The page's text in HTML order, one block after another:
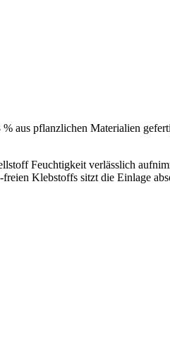
aus pflanzlichen Materialien
Feuchtigkeit verlässlich
Klebstoffs sitzt die Einlage